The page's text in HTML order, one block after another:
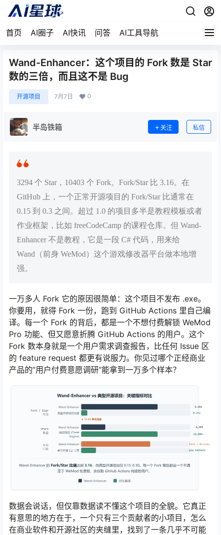
首页 AI圈子 AI快讯 问答 AI工具导航
Wand-Enhancer：这个项目的 Fork 数是 Star
数的三倍，而且这不是 Bug
开源项目 7月7日 0
半岛铁箱 关注 私信
3294 个 Star，10403 个 Fork。Fork/Star 比 3.16。在
GitHub 上，一个正常开源项目的 Fork/Star 比通常在
0.15 到 0.3 之间。超过 1.0 的项目多半是教程模板或者
作业框架，比如 freeCodeCamp 的课程仓库。但 Wand-
Enhancer 不是教程，它是一段 C# 代码，用来给
Wand（前身 WeMod）这个游戏修改器平台做本地增
强。
一万多人 Fork 它的原因很简单：这个项目不发布 .exe。
你要用，就得 Fork 一份，跑到 GitHub Actions 里自己编
译。每一个 Fork 的背后，都是一个不想付费解锁 WeMod
Pro 功能、但又愿意折腾 GitHub Actions 的用户。这个
Fork 数本身就是一个用户需求调查报告，比任何 Issue 区
的 feature request 都更有说服力。你见过哪个正经商业
产品的”用户付费意愿调研”能拿到一万多个样本？
数据会说话，但仅靠数据读不懂这个项目的全貌。它真正
有意思的地方在于，一个只有三个贡献者的小项目，怎么
在商业软件和开源社区的夹缝里，找到了一条几乎不可能